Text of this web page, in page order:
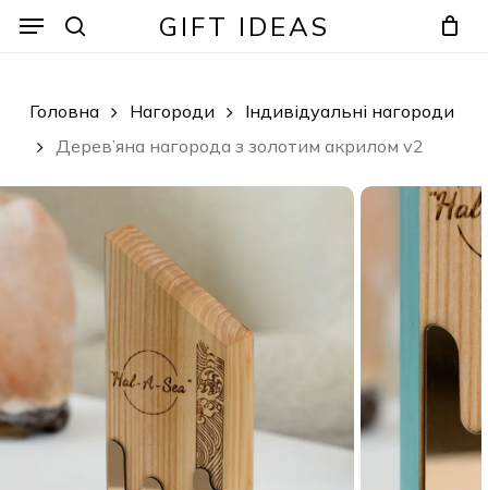
GIFT IDEAS
Menu
Головна Нагороди
Індивідуальні нагороди
Дерев’яна нагорода з золотим акрилом v2
Menu